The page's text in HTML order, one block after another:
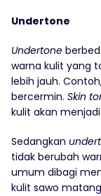
Undertone
Undertone
warna kulit yang
lebih jauh.
bercermin. Skin
kulit akan
Sedangkan
tidak berubah
umum dibagi
kulit sawo